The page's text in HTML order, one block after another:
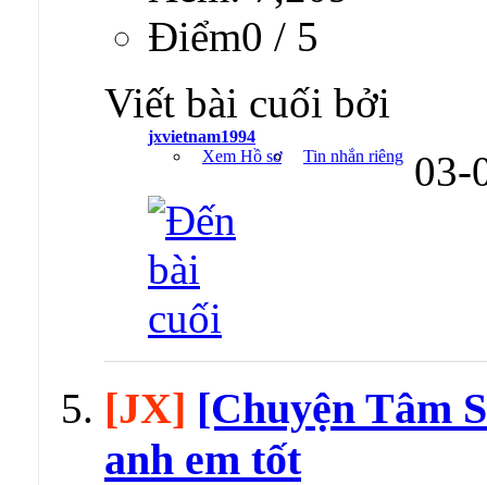
Ðiểm0 / 5
Viết bài cuối bởi
jxvietnam1994
Xem Hồ sơ
Tin nhắn riêng 03-
[JX] [Chuyện Tâm
anh em tốt